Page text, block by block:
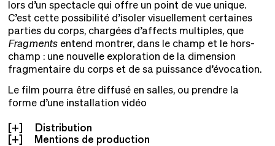
lors d’un spectacle qui offre un point de vue unique.
C’est cette possibilité d’isoler visuellement certaines
parties du corps, chargées d’affects multiples, que
Fragmentsentend montrer, dans le champ et le hors-
champ : une nouvelle exploration de la dimension
fragmentaire du corps et de sa puissance d’évocation.
Le film pourra être diffusé en salles, ou prendre la
forme d’une installation vidéo
Distribution
Mentions de production